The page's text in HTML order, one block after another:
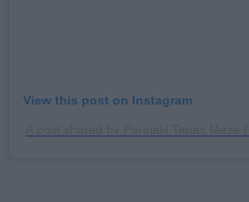
View this post on Instagram